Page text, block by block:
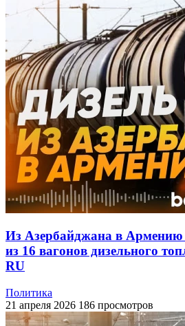
Из Азербайджана в Армению
из 16 вагонов дизельного
RU
Политика
21 апреля 2026 186 просмотров